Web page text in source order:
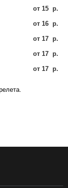
от 15 р.
от 16 р.
от 17 р.
от 17 р.
от 17 р.